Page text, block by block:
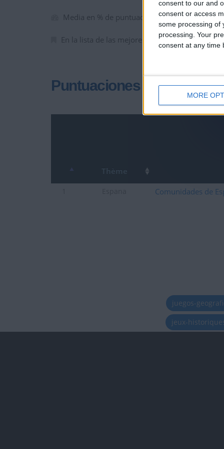
consent to our and
consent or access
some processing of
processing. Your
consent at any time
MORE
Media en % de puntuación max. :100%
En la lista de las mejores partidas :0
Puntuaciones
Thème
Comunidades de
juegos-
jeux-